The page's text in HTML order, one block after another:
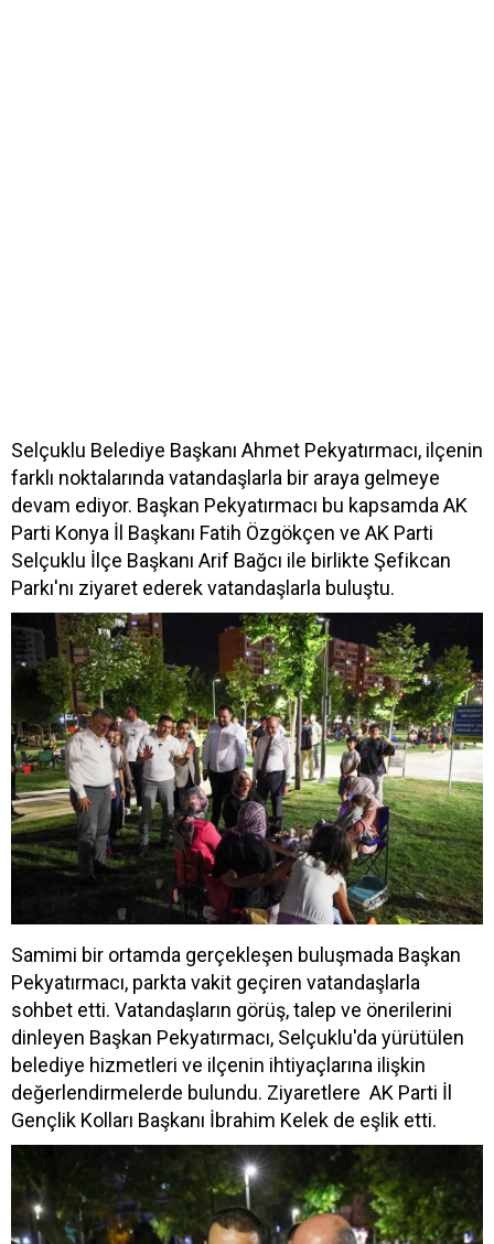
Selçuklu Belediye Başkanı Ahmet Pekyatırmacı, ilçenin
farklı noktalarında vatandaşlarla bir araya gelmeye
devam ediyor. Başkan Pekyatırmacı bu kapsamda AK
Parti Konya İl Başkanı Fatih Özgökçen ve AK Parti
Selçuklu İlçe Başkanı Arif Bağcı ile birlikte Şefikcan
Parkı'nı ziyaret ederek vatandaşlarla buluştu.
Samimi bir ortamda gerçekleşen buluşmada Başkan
Pekyatırmacı, parkta vakit geçiren vatandaşlarla
sohbet etti. Vatandaşların görüş, talep ve önerilerini
dinleyen Başkan Pekyatırmacı, Selçuklu'da yürütülen
belediye hizmetleri ve ilçenin ihtiyaçlarına ilişkin
değerlendirmelerde bulundu. Ziyaretlere AK Parti İl
Gençlik Kolları Başkanı İbrahim Kelek de eşlik etti.